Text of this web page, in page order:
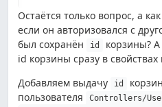
Остаётся только вопрос, а
если он авторизовался с
был сохранён
id
корзины?
id корзины сразу в
Добавляем выдачу
id
пользователя
Controllers/